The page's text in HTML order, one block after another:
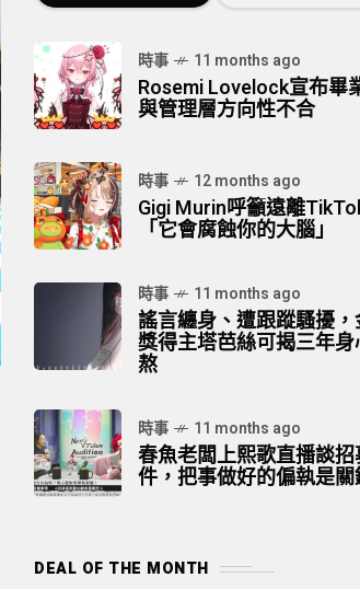
時事 11 months ago
Rosemi Lovelock宣布畢
與管理層方向性不合
時事 12 months ago
Gigi Murin呼籲遠離
「它會腐蝕你的大腦」
時事 11 months ago
謠言纏身、遭跟蹤騷擾
獎得主塔芭絲可揭三年
熬
時事 11 months ago
春魚老闆上熙歌直播談
件，把事做好的偏執是關
DEAL OF THE MONTH